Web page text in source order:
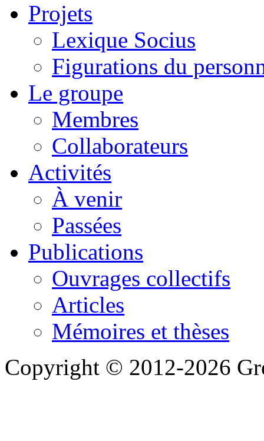
Projets
Lexique Socius
Figurations du
Le groupe
Membres
Collaborateurs
Activités
À venir
Passées
Publications
Ouvrages collectifs
Articles
Mémoires et thèses
Copyright © 2012-2026